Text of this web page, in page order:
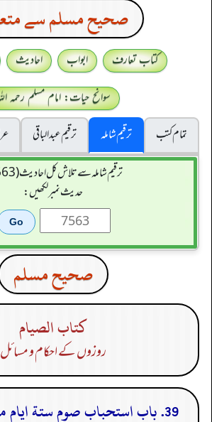
صحيح مسلم سے
کتاب تعارف ابواب احادیث
سوانح حیات: امام مسلم رحمہ
تمام کتب
ترقیم شاملہ ترقيم عبدالباقی
ترقیم شاملہ سے تلاش کل احادیث (7563)
حدیث نمبر لکھیں:
صحيح مسلم
كتاب الصيام
روزوں کے احکام و مسائل
39. باب استحباب صوم ستة ايام